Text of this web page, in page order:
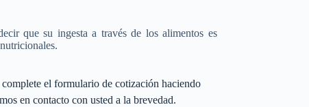
que su ingesta a través de los alimentos es
el formulario de cotización haciendo
en contacto con usted a la brevedad.